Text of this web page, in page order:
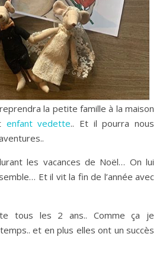
la petite famille à la maison
enfant vedette.. Et il pourra nous
les vacances de Noël… On lui
Et il vit la fin de l’année avec
tous les 2 ans.. Comme ça je
et en plus elles ont un succès